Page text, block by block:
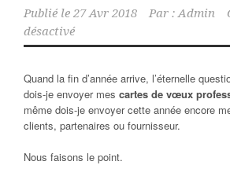
Publié le 27 Avr 2018 Par : Admin
désactivé
Quand la fin d’année arrive, l’éternelle
dois-je envoyer mes cartes de vœux
même dois-je envoyer cette année encore
clients, partenaires ou fournisseur.
Nous faisons le point.